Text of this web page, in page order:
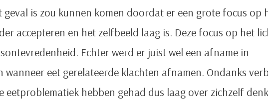
is zou kunnen komen doordat er een grote focus op
accepteren en het zelfbeeld laag is. Deze focus op het
Echter werd er juist wel een afname in
eet gerelateerde klachten afnamen. Ondanks
eetproblematiek hebben gehad dus laag over zichzelf